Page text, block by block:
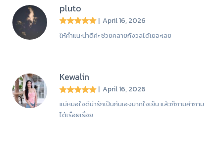
pluto
| April 16, 2026
ให้คำแนะนำดีค่ะ ช่วยคลายกังวลได้เยอะเลย
Kewalin
| April 16, 2026
แม่หมอใจดีน่ารักเป็นกันเองมากใจเย็น แล้วก็ถามคำถาม
ได้เรื่อยเรื่อย